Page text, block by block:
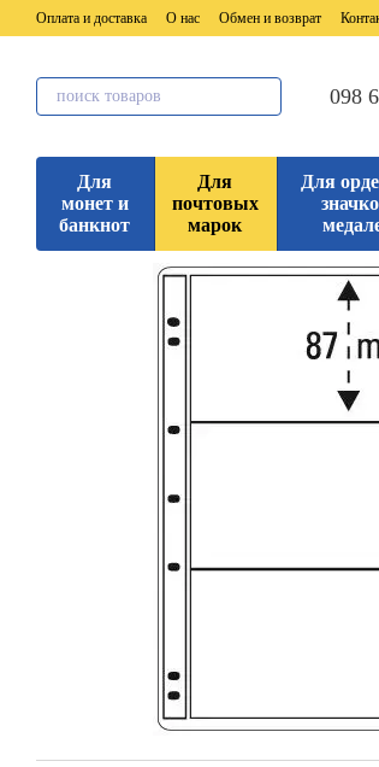
Перейти к основному контенту
Оплата и доставка О нас Обмен и возврат
098
Для
монет и
банкнот
Для
почтовых
марок
Для